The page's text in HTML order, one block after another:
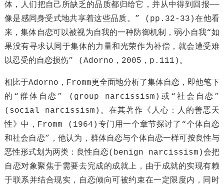
体，人们把自己所缺乏的品质都归给它，并从中得到回报——
像是感同身受式地共享着这些品质。” (pp.32-33)在他看
来，集体自恋可以被视为自我的一种防御机制，弱小自我“如
果没有寻求认同于集体的力量和光荣作为补偿，就会遭受难
以忍受的自恋损伤” (Adorno，2005，p.111)。
相比于Adorno，Fromm更全面地分析了集体自恋，即他笔下
的“群体自恋” (group narcissism)或“社会自恋”
(social narcissism)。在其著作《人心：人的善恶天
性》中，Fromm (1964)专门用一个章节探讨了“个体自恋
和社会自恋”，他认为，群体自恋与个体自恋一样可按良性与
恶性形式划为两类：良性自恋(benign narcissism)会把
自恋对象聚焦于需要去完成的成就上，由于成就的实现有赖
于联系并结合现实，自恋倾向可被约束在一定限度内，同时